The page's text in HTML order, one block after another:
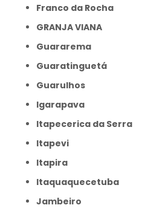
Franco da Rocha
GRANJA VIANA
Guararema
Guaratinguetá
Guarulhos
Igarapava
Itapecerica da Serra
Itapevi
Itapira
Itaquaquecetuba
Jambeiro